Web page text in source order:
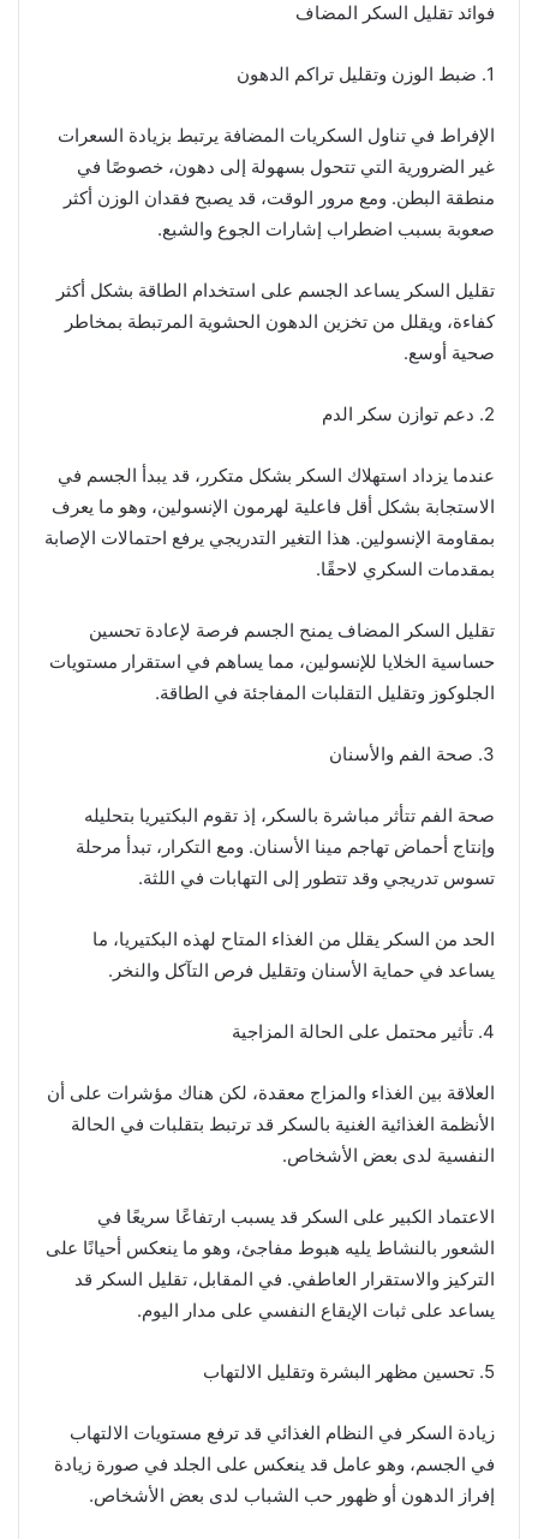
فوائد تقليل السكر المضاف
1. ضبط الوزن وتقليل تراكم الدهون
الإفراط في تناول السكريات المضافة يرتبط بزيادة السعرات
غير الضرورية التي تتحول بسهولة إلى دهون، خصوصًا في
منطقة البطن. ومع مرور الوقت، قد يصبح فقدان الوزن أكثر
صعوبة بسبب اضطراب إشارات الجوع والشبع.
تقليل السكر يساعد الجسم على استخدام الطاقة بشكل أكثر
كفاءة، ويقلل من تخزين الدهون الحشوية المرتبطة بمخاطر
صحية أوسع.
2. دعم توازن سكر الدم
عندما يزداد استهلاك السكر بشكل متكرر، قد يبدأ الجسم في
الاستجابة بشكل أقل فاعلية لهرمون الإنسولين، وهو ما يعرف
بمقاومة الإنسولين. هذا التغير التدريجي يرفع احتمالات الإصابة
بمقدمات السكري لاحقًا.
تقليل السكر المضاف يمنح الجسم فرصة لإعادة تحسين
حساسية الخلايا للإنسولين، مما يساهم في استقرار مستويات
الجلوكوز وتقليل التقلبات المفاجئة في الطاقة.
3. صحة الفم والأسنان
صحة الفم تتأثر مباشرة بالسكر، إذ تقوم البكتيريا بتحليله
وإنتاج أحماض تهاجم مينا الأسنان. ومع التكرار، تبدأ مرحلة
تسوس تدريجي وقد تتطور إلى التهابات في اللثة.
الحد من السكر يقلل من الغذاء المتاح لهذه البكتيريا، ما
يساعد في حماية الأسنان وتقليل فرص التآكل والنخر.
4. تأثير محتمل على الحالة المزاجية
العلاقة بين الغذاء والمزاج معقدة، لكن هناك مؤشرات على أن
الأنظمة الغذائية الغنية بالسكر قد ترتبط بتقلبات في الحالة
النفسية لدى بعض الأشخاص.
الاعتماد الكبير على السكر قد يسبب ارتفاعًا سريعًا في
الشعور بالنشاط يليه هبوط مفاجئ، وهو ما ينعكس أحيانًا على
التركيز والاستقرار العاطفي. في المقابل، تقليل السكر قد
يساعد على ثبات الإيقاع النفسي على مدار اليوم.
5. تحسين مظهر البشرة وتقليل الالتهاب
زيادة السكر في النظام الغذائي قد ترفع مستويات الالتهاب
في الجسم، وهو عامل قد ينعكس على الجلد في صورة زيادة
إفراز الدهون أو ظهور حب الشباب لدى بعض الأشخاص.